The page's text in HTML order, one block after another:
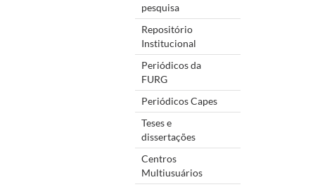
pesquisa
Repositório
Institucional
Periódicos da
FURG
Periódicos Capes
Teses e
dissertações
Centros
Multiusuários